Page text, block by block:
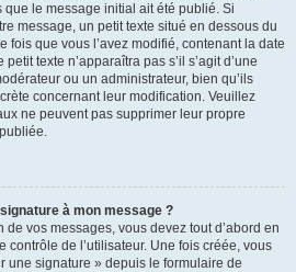
le message initial ait été publié. Si
message, un petit texte situé en dessous du
fois que vous l’avez modifié, contenant la date
texte n’apparaîtra pas s’il s’agit d’une
ou un administrateur, bien qu’ils
concernant leur modification. Veuillez
ne peuvent pas supprimer leur propre
à mon message ?
vos messages, vous devez tout d’abord en
de l’utilisateur. Une fois créée, vous
une signature » depuis le formulaire de